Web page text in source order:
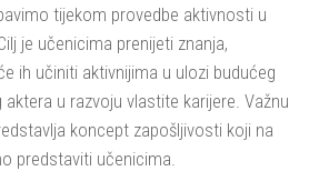
tijekom provedbe aktivnosti u
je učenicima prenijeti znanja,
ih učiniti aktivnijima u ulozi budućeg
u razvoju vlastite karijere. Važnu
koncept zapošljivosti koji na
predstaviti učenicima.